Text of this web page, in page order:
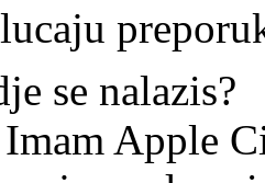
se nalazis?
Apple